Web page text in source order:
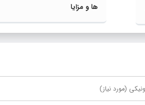
ها و مزایا